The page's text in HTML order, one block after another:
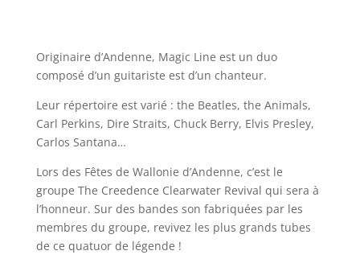
Originaire d’Andenne, Magic Line est un duo
composé d’un guitariste est d’un chanteur.
Leur répertoire est varié : the Beatles, the Animals,
Carl Perkins, Dire Straits, Chuck Berry, Elvis Presley,
Carlos Santana…
Lors des Fêtes de Wallonie d’Andenne, c’est le
groupe The Creedence Clearwater Revival qui sera à
l’honneur. Sur des bandes son fabriquées par les
membres du groupe, revivez les plus grands tubes
de ce quatuor de légende !